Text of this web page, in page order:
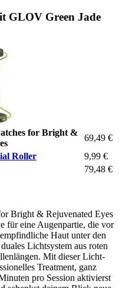
GLOV Green Jade
for Bright &
69,49 €
Roller
9,99 €
79,48 €
Bright & Rejuvenated Eyes
für eine Augenpartie, die vor
Haut unter den
Lichtsystem aus roten
Mit dieser Licht-
Treatment, ganz
pro Session aktivierst